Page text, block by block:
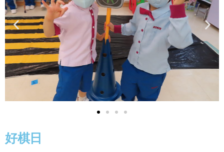
好棋日